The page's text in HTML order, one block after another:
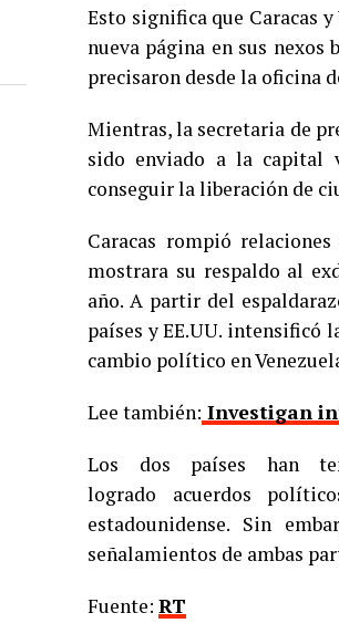
Esto significa que Caracas
nueva página en sus
precisaron desde la oficina
Mientras, la secretaria de
sido enviado a la capital
conseguir la liberación de
Caracas rompió
mostrara su respaldo al
año. A partir del
países y EE.UU. intensificó
cambio político en
Lee también: Investigan
Los dos países han
logrado acuerdos
estadounidense. Sin
señalamientos de ambas
Fuente: RT